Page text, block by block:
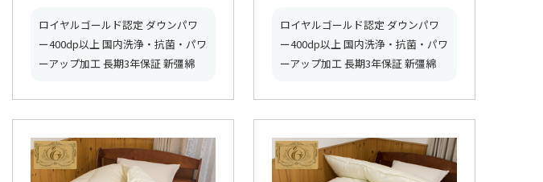
ロイヤルゴールド認定 ダウンパワ
ー400dp以上 国内洗浄・抗菌・パワ
ーアップ加工 長期3年保証 新彊綿
ロイヤルゴールド認定 ダウンパワ
ー400dp以上 国内洗浄・抗菌・パワ
ーアップ加工 長期3年保証 新彊綿